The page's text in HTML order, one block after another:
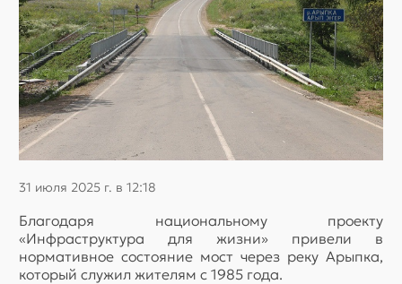
31 июля 2025 г. в 12:18
Благодаря национальному проекту
«Инфраструктура для жизни» привели в
нормативное состояние мост через реку Арыпка,
который служил жителям с 1985 года.